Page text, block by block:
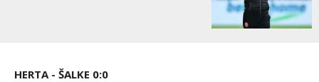
HERTA - ŠALKE 0:0